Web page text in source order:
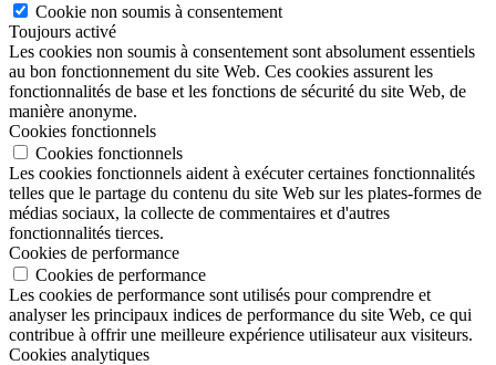
Cookie non soumis à consentement
Toujours activé
Les cookies non soumis à consentement sont absolument essentiels
au bon fonctionnement du site Web. Ces cookies assurent les
fonctionnalités de base et les fonctions de sécurité du site Web, de
manière anonyme.
Cookies fonctionnels
Cookies fonctionnels
Les cookies fonctionnels aident à exécuter certaines fonctionnalités
telles que le partage du contenu du site Web sur les plates-formes de
médias sociaux, la collecte de commentaires et d'autres
fonctionnalités tierces.
Cookies de performance
Cookies de performance
Les cookies de performance sont utilisés pour comprendre et
analyser les principaux indices de performance du site Web, ce qui
contribue à offrir une meilleure expérience utilisateur aux visiteurs.
Cookies analytiques